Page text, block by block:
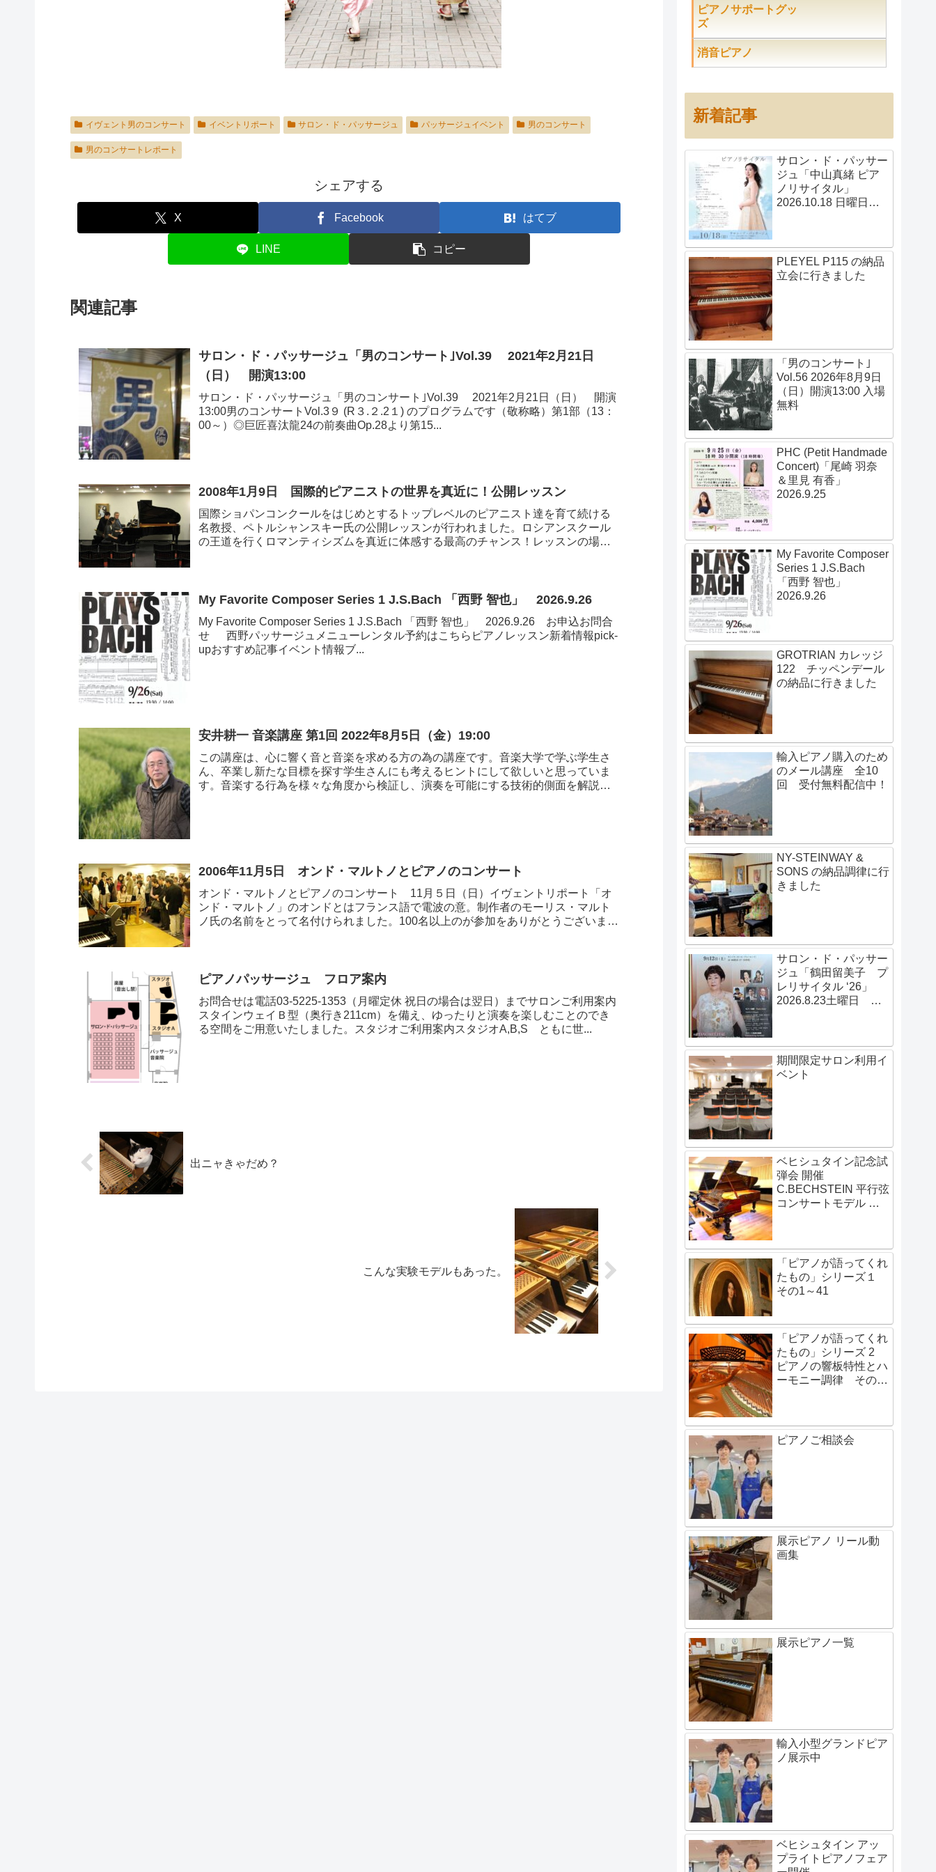
イヴェント男のコンサート イベントリポート サロン・ド・パッサージュ パッサージュイベント 男のコンサート
男のコンサートレポート
シェアする
X Facebook はてブ
LINE コピー
関連記事
サロン・ド・パッサージュ「男のコンサート｣Vol.39 2021年2月21日
（日） 開演13:00
サロン・ド・パッサージュ「男のコンサート｣Vol.39 2021年2月21日（日） 開演
13:00男のコンサートVol.3９ (R３.２.2１) のプログラムです（敬称略）第1部（13：
00～）◎巨匠喜汰龍24の前奏曲Op.28より第15...
2008年1月9日 国際的ピアニストの世界を真近に！公開レッスン
国際ショパンコンクールをはじめとするトップレベルのピアニスト達を育て続ける
名教授、ペトルシャンスキー氏の公開レッスンが行われました。ロシアンスクール
の王道を行くロマンティシズムを真近に体感する最高のチャンス！レッスンの場で
My Favorite Composer Series 1 J.S.Bach 「西野 智也」 2026.9.26
My Favorite Composer Series 1 J.S.Bach 「西野 智也」 2026.9.26 お申込お問合
せ 西野パッサージュメニューレンタル予約はこちらピアノレッスン新着情報pick-
upおすすめ記事イベント情報ブ...
安井耕一 音楽講座 第1回 2022年8月5日（金）19:00
この講座は、心に響く音と音楽を求める方の為の講座です。音楽大学で学ぶ学生さ
ん、卒業し新たな目標を探す学生さんにも考えるヒントにして欲しいと思っていま
す。音楽する行為を様々な角度から検証し、演奏を可能にする技術的側面を解説し
2006年11月5日 オンド・マルトノとピアノのコンサート
オンド・マルトノとピアノのコンサート 11月５日（日）イヴェントリポート「オ
ンド・マルトノ」のオンドとはフランス語で電波の意。制作者のモーリス・マルト
ノ氏の名前をとって名付けられました。100名以上のが参加をありがとうございまし
ピアノパッサージュ フロア案内
お問合せは電話03-5225-1353（月曜定休 祝日の場合は翌日）までサロンご利用案内
スタインウェイＢ型（奥行き211cm）を備え、ゆったりと演奏を楽しむことのでき
る空間をご用意いたしました。スタジオご利用案内スタジオA,B,S ともに世...
出ニャきゃだめ？
こんな実験モデルもあった。
ピアノサポートグッ
ズ
消音ピアノ
新着記事
サロン・ド・パッサー
ジュ「中山真緒 ピア
ノリサイタル」
2026.10.18 日曜日
PLEYEL P115 の納品
立会に行きました
「男のコンサート｣
Vol.56 2026年8月9日
（日）開演13:00 入場
無料
PHC (Petit Handmade
Concert)「尾崎 羽奈
＆里見 有香」
2026.9.25
My Favorite Composer
Series 1 J.S.Bach
「西野 智也」
2026.9.26
GROTRIAN カレッジ
122 チッペンデール
の納品に行きました
輸入ピアノ購入のため
のメール講座 全10
回 受付無料配信中！
NY-STEINWAY &
SONS の納品調律に行
きました
サロン・ド・パッサー
ジュ「鶴田留美子 プ
レリサイタル ‘26」
2026.8.23土曜日
期間限定サロン利用イ
ベント
ベヒシュタイン記念試
弾会 開催
C.BECHSTEIN 平行弦
コンサートモデル 伝
「ピアノが語ってくれ
たもの」シリーズ１
その1～41
「ピアノが語ってくれ
たもの」シリーズ 2
ピアノの響板特性とハ
ーモニー調律 その1
ピアノご相談会
展示ピアノ リール動
画集
展示ピアノ一覧
輸入小型グランドピア
ノ展示中
ベヒシュタイン アッ
プライトピアノフェア